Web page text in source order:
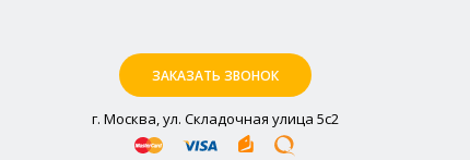
ЗАКАЗАТЬ ЗВОНОК
г. Москва, ул. Складочная улица 5с2